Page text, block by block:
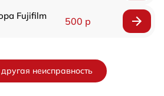
Fujifilm
500 р
неисправность